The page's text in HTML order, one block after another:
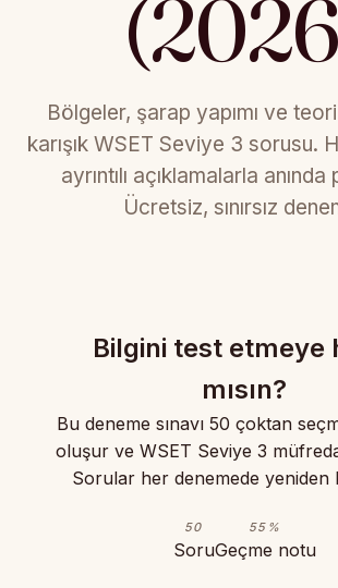
Bölgeler, şarap yapımı ve
karışık WSET Seviye 3 sorusu.
ayrıntılı açıklamalarla
Ücretsiz, sınırsız
Bilgini test etmeye
mısın?
Bu deneme sınavı 50 çoktan
oluşur ve WSET Seviye 3
Sorular her denemede yeniden
50
Soru
55%
Geçme notu